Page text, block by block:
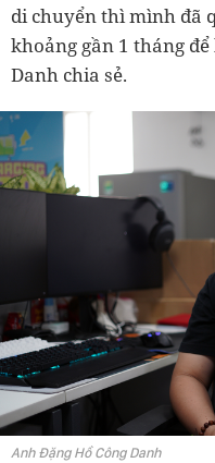
di chuyển thì mình đã
khoảng gần 1 tháng
Danh chia sẻ.
Anh Đặng Hồ Công Danh